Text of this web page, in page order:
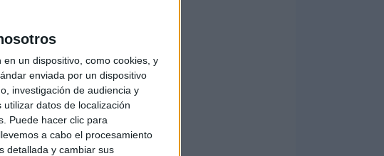
un dispositivo, como cookies, y
enviada por un dispositivo
investigación de audiencia y
datos de localización
Puede hacer clic para
a cabo el procesamiento
detallada y cambiar sus
TOTAL
52
RIVALES